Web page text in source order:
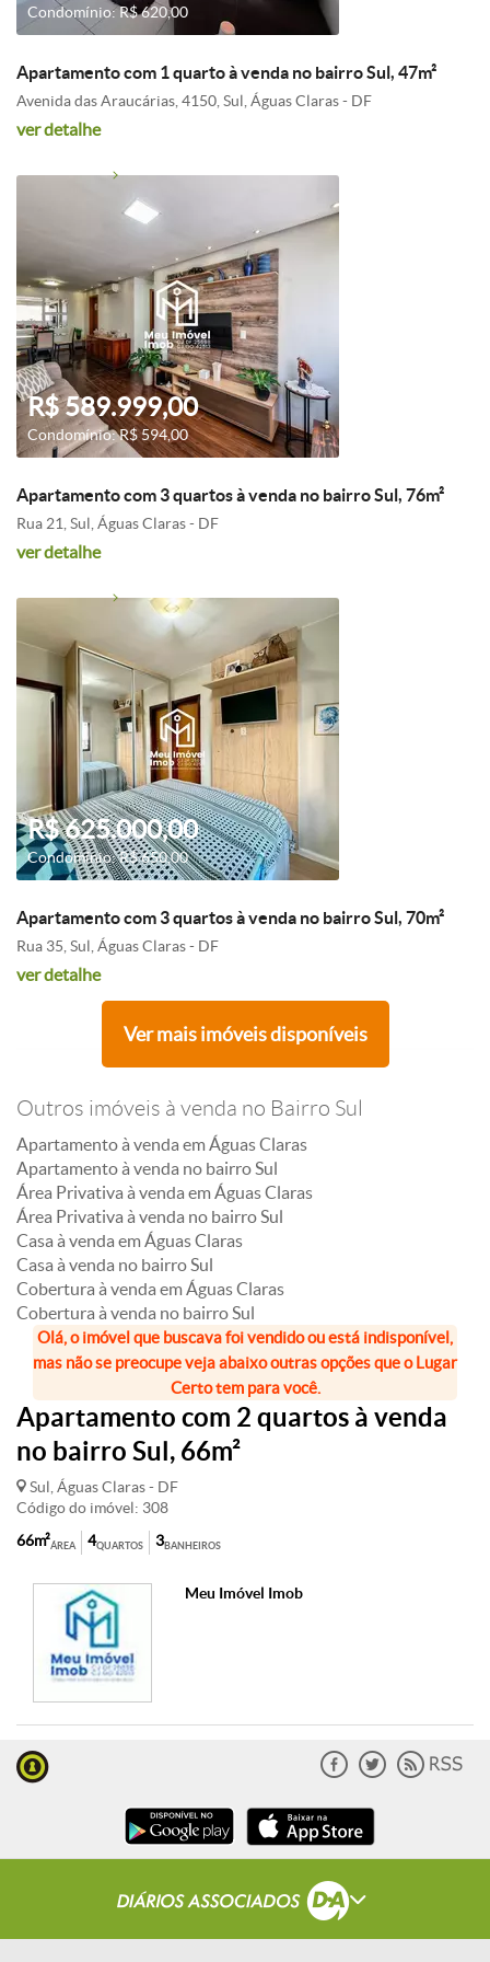
Condomínio: R$ 620,00
Apartamento com 1 quarto à venda no bairro Sul, 47m²
Avenida das Araucárias, 4150, Sul, Águas Claras - DF
ver detalhe
R$ 589.999,00
Condomínio: R$ 594,00
Apartamento com 3 quartos à venda no bairro Sul, 76m²
Rua 21, Sul, Águas Claras - DF
ver detalhe
R$ 625.000,00
Condomínio: R$ 650,00
Apartamento com 3 quartos à venda no bairro Sul, 70m²
Rua 35, Sul, Águas Claras - DF
ver detalhe
Ver mais imóveis disponíveis
Outros imóveis à venda no Bairro Sul
Apartamento à venda em Águas Claras
Apartamento à venda no bairro Sul
Área Privativa à venda em Águas Claras
Área Privativa à venda no bairro Sul
Casa à venda em Águas Claras
Casa à venda no bairro Sul
Cobertura à venda em Águas Claras
Cobertura à venda no bairro Sul
Olá, o imóvel que buscava foi vendido ou está indisponível,
mas não se preocupe veja abaixo outras opções que o Lugar
Certo tem para você.
Apartamento com 2 quartos à venda
no bairro Sul, 66m²
Sul, Águas Claras - DF
Código do imóvel: 308
ÁREA
66m² QUARTOS
4 BANHEIROS
3
Meu Imóvel Imob